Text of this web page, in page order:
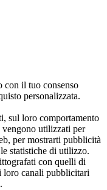
con il tuo consenso
personalizzata.
sul loro comportamento
utilizzati per
per mostrarti pubblicità
statistiche di utilizzo.
con quelli di
loro canali pubblicitari